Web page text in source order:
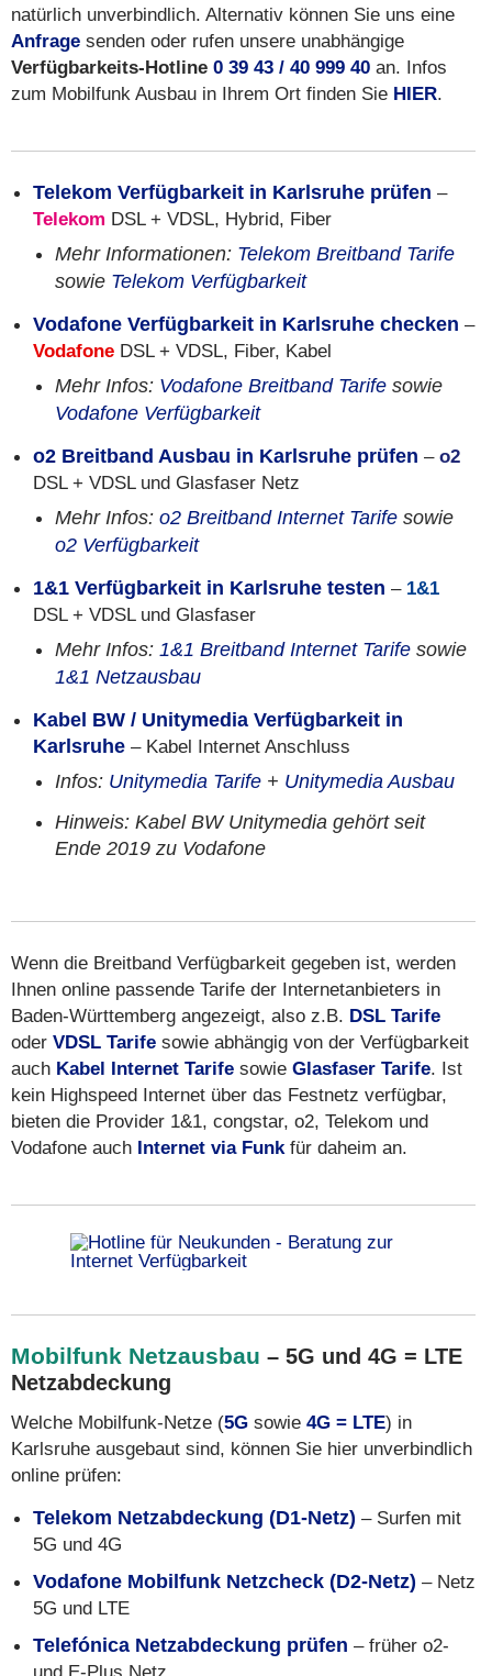
natürlich unverbindlich. Alternativ können Sie uns eine
Anfrage senden oder rufen unsere unabhängige
Verfügbarkeits-Hotline 0 39 43 / 40 999 40 an. Infos
zum Mobilfunk Ausbau in Ihrem Ort finden Sie HIER.
Telekom Verfügbarkeit in Karlsruhe prüfen –
Telekom DSL + VDSL, Hybrid, Fiber
Mehr Informationen: Telekom Breitband Tarife
sowie Telekom Verfügbarkeit
Vodafone Verfügbarkeit in Karlsruhe checken –
Vodafone DSL + VDSL, Fiber, Kabel
Mehr Infos: Vodafone Breitband Tarife sowie
Vodafone Verfügbarkeit
o2 Breitband Ausbau in Karlsruhe prüfen – o2
DSL + VDSL und Glasfaser Netz
Mehr Infos: o2 Breitband Internet Tarife sowie
o2 Verfügbarkeit
1&1 Verfügbarkeit in Karlsruhe testen – 1&1
DSL + VDSL und Glasfaser
Mehr Infos: 1&1 Breitband Internet Tarife sowie
1&1 Netzausbau
Kabel BW / Unitymedia Verfügbarkeit in
Karlsruhe – Kabel Internet Anschluss
Infos: Unitymedia Tarife + Unitymedia Ausbau
Hinweis: Kabel BW Unitymedia gehört seit
Ende 2019 zu Vodafone
Wenn die Breitband Verfügbarkeit gegeben ist, werden
Ihnen online passende Tarife der Internetanbieters in
Baden-Württemberg angezeigt, also z.B. DSL Tarife
oder VDSL Tarife sowie abhängig von der Verfügbarkeit
auch Kabel Internet Tarife sowie Glasfaser Tarife. Ist
kein Highspeed Internet über das Festnetz verfügbar,
bieten die Provider 1&1, congstar, o2, Telekom und
Vodafone auch Internet via Funk für daheim an.
Mobilfunk Netzausbau – 5G und 4G = LTE
Netzabdeckung
Welche Mobilfunk-Netze (5G sowie 4G = LTE) in
Karlsruhe ausgebaut sind, können Sie hier unverbindlich
online prüfen:
Telekom Netzabdeckung (D1-Netz) – Surfen mit
5G und 4G
Vodafone Mobilfunk Netzcheck (D2-Netz) – Netz
5G und LTE
Telefónica Netzabdeckung prüfen – früher o2-
und E-Plus Netz